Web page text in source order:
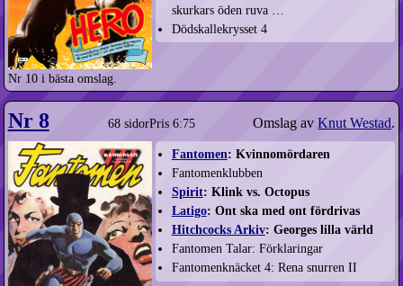
Nr 10 i bästa omslag.
skurkars öden ruva …
Dödskallekrysset 4
Nr 8 68 sidorPris 6:75 Omslag avKnut Westad.
Fantomen: Kvinnomördaren
Fantomenklubben
Spirit: Klink vs. Octopus
Latigo: Ont ska med ont fördrivas
Hitchcocks Arkiv: Georges lilla värld
Fantomen Talar: Förklaringar
Fantomenknäcket 4: Rena snurren II